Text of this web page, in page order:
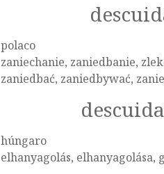
polaco
zaniechanie, zaniedbanie,
zaniedbać, zaniedbywać,
húngaro
elhanyagolás, elhanyagolása,